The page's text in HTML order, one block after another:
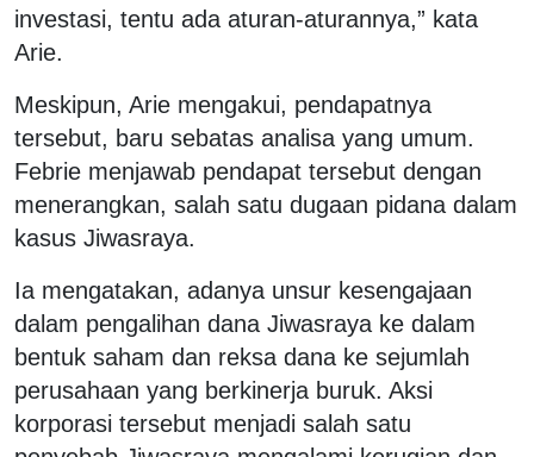
investasi, tentu ada aturan-aturannya,” kata
Arie.
Meskipun, Arie mengakui, pendapatnya
tersebut, baru sebatas analisa yang umum.
Febrie menjawab pendapat tersebut dengan
menerangkan, salah satu dugaan pidana dalam
kasus Jiwasraya.
Ia mengatakan, adanya unsur kesengajaan
dalam pengalihan dana Jiwasraya ke dalam
bentuk saham dan reksa dana ke sejumlah
perusahaan yang berkinerja buruk. Aksi
korporasi tersebut menjadi salah satu